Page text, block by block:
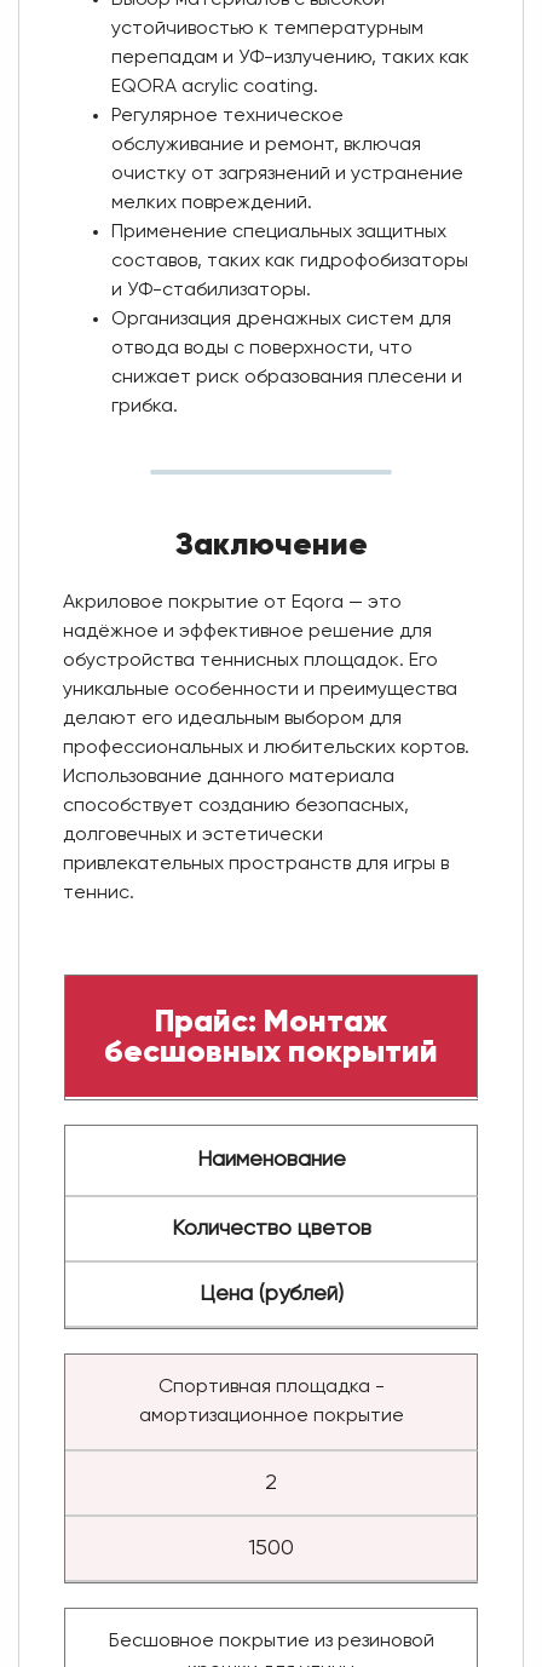
устойчивостью к температурным
перепадам и УФ-излучению, таких как
EQORA acrylic coating.
Регулярное техническое
обслуживание и ремонт, включая
очистку от загрязнений и устранение
мелких повреждений.
Применение специальных защитных
составов, таких как гидрофобизаторы
и УФ-стабилизаторы.
Организация дренажных систем для
отвода воды с поверхности, что
снижает риск образования плесени и
грибка.
Заключение
Акриловое покрытие от Eqora — это
надёжное и эффективное решение для
обустройства теннисных площадок. Его
уникальные особенности и преимущества
делают его идеальным выбором для
профессиональных и любительских кортов.
Использование данного материала
способствует созданию безопасных,
долговечных и эстетически
привлекательных пространств для игры в
теннис.
Прайс: Монтаж
бесшовных покрытий
Наименование
Количество цветов
Цена (рублей)
Спортивная площадка -
амортизационное покрытие
2
1500
Бесшовное покрытие из резиновой